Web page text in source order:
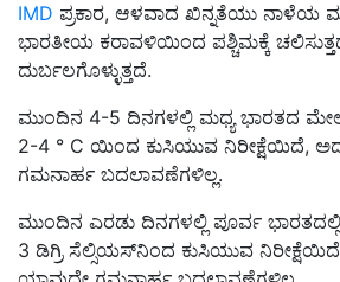
IMD ಪ್ರಕಾರ, ಆಳವಾದ ಖಿನ್ನತೆಯು ನಾಳೆಯ
ಭಾರತೀಯ ಕರಾವಳಿಯಿಂದ ಪಶ್ಚಿಮಕ್ಕೆ
ದುರ್ಬಲಗೊಳ್ಳುತ್ತದೆ.
ಮುಂದಿನ 4-5 ದಿನಗಳಲ್ಲಿ ಮಧ್ಯ ಭಾರತದ
2-4 ° C ಯಿಂದ ಕುಸಿಯುವ ನಿರೀಕ್ಷೆಯಿದೆ,
ಗಮನಾರ್ಹ ಬದಲಾವಣೆಗಳಿಲ್ಲ.
ಮುಂದಿನ ಎರಡು ದಿನಗಳಲ್ಲಿ ಪೂರ್ವ
3 ಡಿಗ್ರಿ ಸೆಲ್ಸಿಯಸ್‌ನಿಂದ ಕುಸಿಯುವ